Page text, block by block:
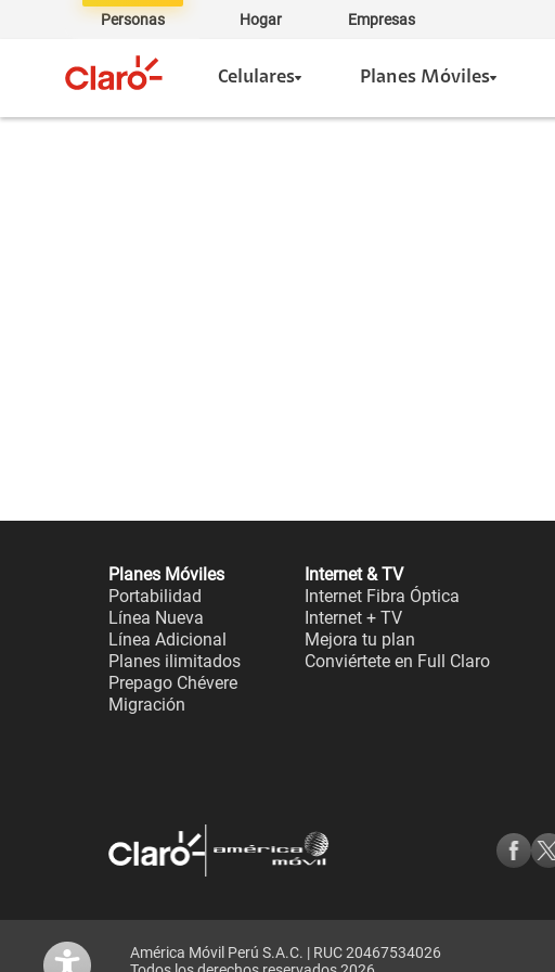
Personas Hogar Empresas
Celulares Planes Móviles
Planes Móviles
Portabilidad
Línea Nueva
Línea Adicional
Planes ilimitados
Prepago Chévere
Migración
Internet & TV
Internet Fibra Óptica
Internet + TV
Mejora tu plan
Conviértete en Full Claro
América Móvil Perú S.A.C. | RUC 20467534026